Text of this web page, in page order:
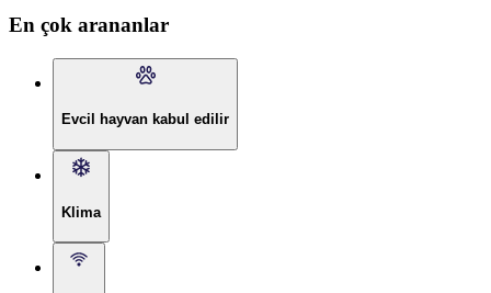
En çok arananlar
Evcil hayvan kabul edilir
Klima